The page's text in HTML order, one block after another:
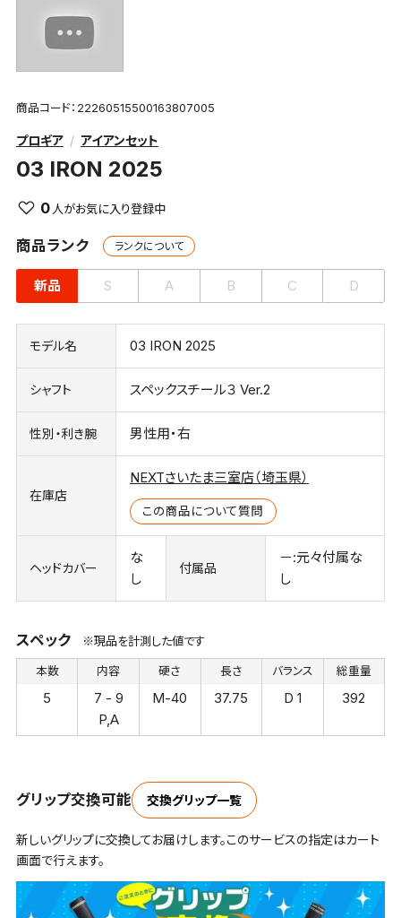
商品コード：22260515500163807005
プロギア アイアンセット
03 IRON 2025
0
商品ランク ランクについて
新品 S A B C D
モデル名 03 IRON 2025
シャフト スペックスチール３ Ver.2
性別・利き腕 男性用・右
在庫店
NEXTさいたま三室店（埼玉県）
この商品について質問
ヘッドカバー
な
し
付属品
－:元々付属な
し
スペック ※現品を計測した値です
本数
5
内容
7 - 9
P,A
硬さ
M-40
長さ
37.75
バランス
D 1
総重量
392
グリップ交換可能 交換グリップ一覧
新しいグリップに交換してお届けします。このサービスの指定はカート
画面で行えます。